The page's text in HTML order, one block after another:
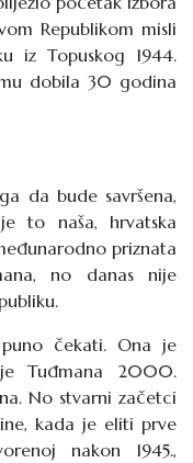
Republikom misli
iz Topuskog 1944.
dobila 30 godina
da bude savršena,
to naša, hrvatska
priznata
no danas nije
čekati. Ona je
Tuđmana 2000.
No stvarni začetci
kada je eliti prve
nakon 1945.,